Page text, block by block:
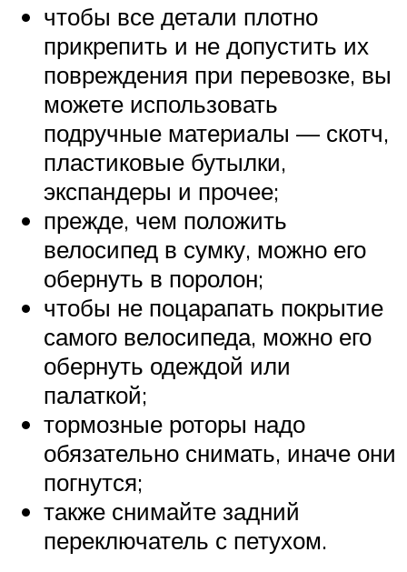
чтобы все детали плотно
прикрепить и не допустить их
повреждения при перевозке, вы
можете использовать
подручные материалы — скотч,
пластиковые бутылки,
экспандеры и прочее;
прежде, чем положить
велосипед в сумку, можно его
обернуть в поролон;
чтобы не поцарапать покрытие
самого велосипеда, можно его
обернуть одеждой или
палаткой;
тормозные роторы надо
обязательно снимать, иначе они
погнутся;
также снимайте задний
переключатель с петухом.